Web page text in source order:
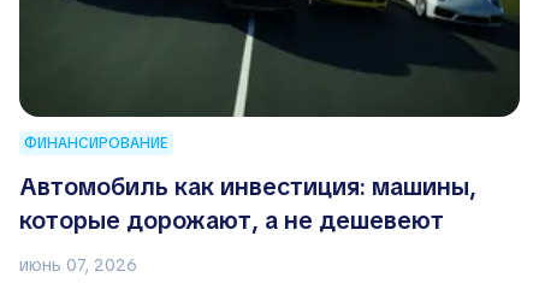
ФИНАНСИРОВАНИЕ
Автомобиль как инвестиция: машины,
которые дорожают, а не дешевеют
июнь 07, 2026